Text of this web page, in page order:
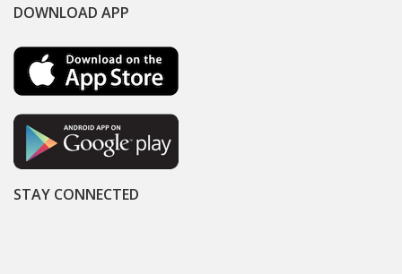
DOWNLOAD APP
STAY CONNECTED